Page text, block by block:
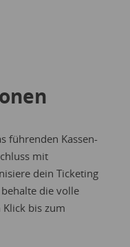
führenden Kassen-
mit
dein Ticketing
die volle
bis zum